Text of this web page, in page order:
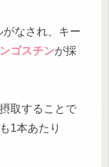
なされ、キー
ゴスチンが採
取することで
も1本あたり